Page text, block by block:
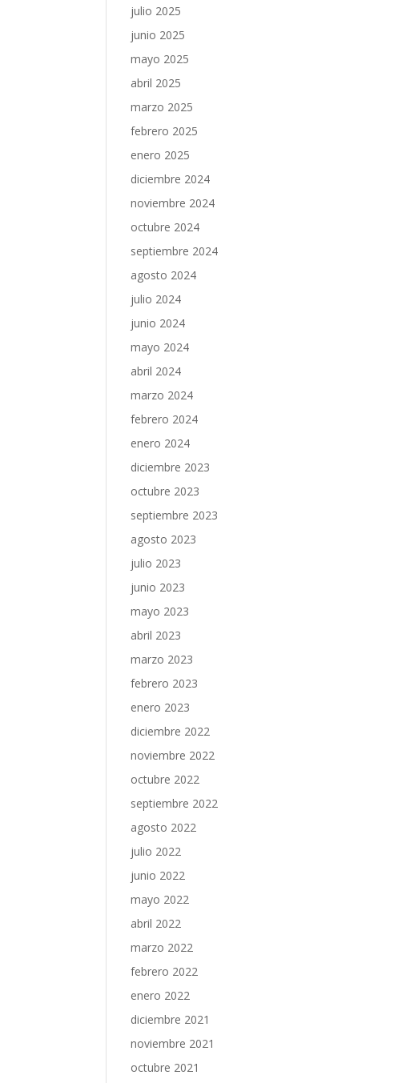
julio 2025
junio 2025
mayo 2025
abril 2025
marzo 2025
febrero 2025
enero 2025
diciembre 2024
noviembre 2024
octubre 2024
septiembre 2024
agosto 2024
julio 2024
junio 2024
mayo 2024
abril 2024
marzo 2024
febrero 2024
enero 2024
diciembre 2023
octubre 2023
septiembre 2023
agosto 2023
julio 2023
junio 2023
mayo 2023
abril 2023
marzo 2023
febrero 2023
enero 2023
diciembre 2022
noviembre 2022
octubre 2022
septiembre 2022
agosto 2022
julio 2022
junio 2022
mayo 2022
abril 2022
marzo 2022
febrero 2022
enero 2022
diciembre 2021
noviembre 2021
octubre 2021